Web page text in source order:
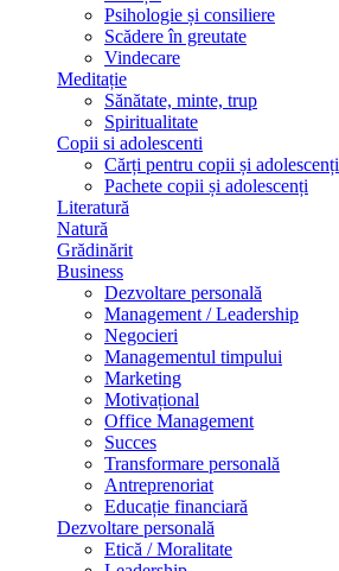
Psihologie și consiliere
Scădere în greutate
Vindecare
Meditație
Sănătate, minte, trup
Spiritualitate
Copii si adolescenti
Cărți pentru copii și adolescenți
Pachete copii și adolescenți
Literatură
Natură
Grădinărit
Business
Dezvoltare personală
Management / Leadership
Negocieri
Managementul timpului
Marketing
Motivațional
Office Management
Succes
Transformare personală
Antreprenoriat
Educație financiară
Dezvoltare personală
Etică / Moralitate